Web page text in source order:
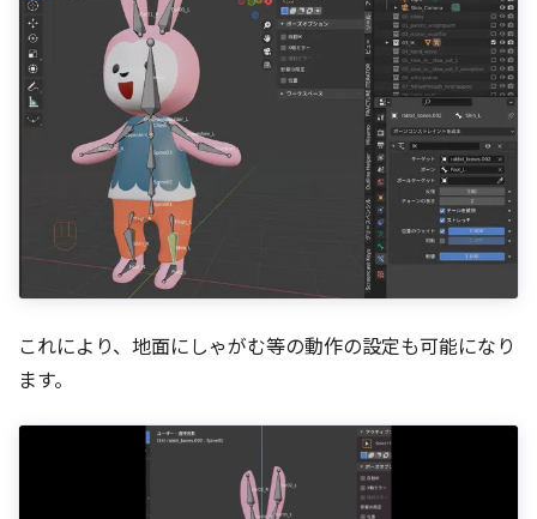
これにより、地面にしゃがむ等の動作の設定も可能になり
ます。